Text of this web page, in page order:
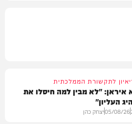
לתקשורת הממלכתית
איראן: "לא מבין למה חיסלו את
העליון"
05/08/26יצחק כהן